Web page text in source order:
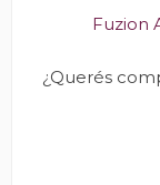
Fuzion
¿Querés